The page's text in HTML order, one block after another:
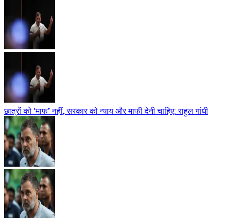
छात्रों को ‘माफ’ नहीं, सरकार को न्याय और माफी देनी चाहिए: राहुल गांधी